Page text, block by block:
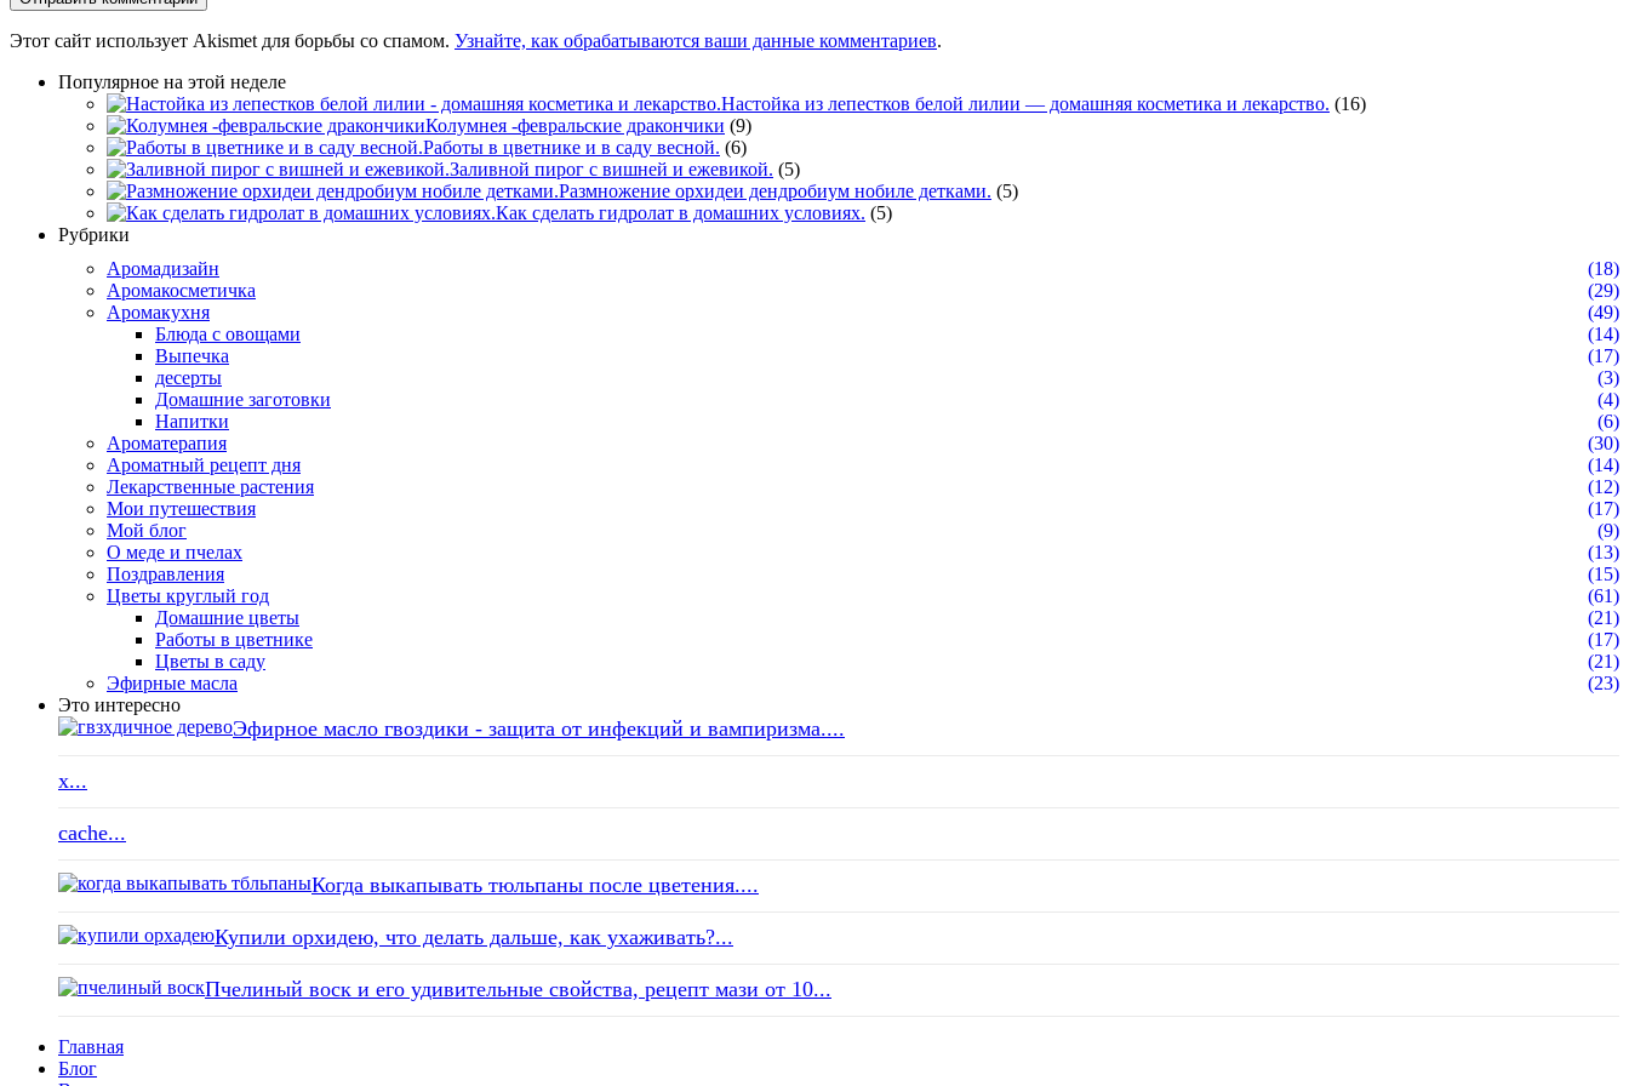
Этот сайт использует Akismet для борьбы со спамом. Узнайте, как обрабатываются ваши данные комментариев.
Популярное на этой неделе
Настойка из лепестков белой лилии — домашняя косметика и лекарство. (16)
Колумнея -февральские дракончики (9)
Работы в цветнике и в саду весной. (6)
Заливной пирог с вишней и ежевикой. (5)
Размножение орхидеи дендробиум нобиле детками. (5)
Как сделать гидролат в домашних условиях. (5)
Рубрики
Аромадизайн
(18)
Аромакосметичка
(29)
Аромакухня
(49)
Блюда с овощами
(14)
Выпечка
(17)
десерты
(3)
Домашние заготовки
(4)
Напитки
(6)
Ароматерапия
(30)
Ароматный рецепт дня
(14)
Лекарственные растения
(12)
Мои путешествия
(17)
Мой блог
(9)
О меде и пчелах
(13)
Поздравления
(15)
Цветы круглый год
(61)
Домашние цветы
(21)
Работы в цветнике
(17)
Цветы в саду
(21)
Эфирные масла
(23)
Это интересно
Эфирное масло гвоздики - защита от инфекций и вампиризма....
x...
cache...
Когда выкапывать тюльпаны после цветения....
Купили орхидею, что делать дальше, как ухаживать?...
Пчелиный воск и его удивительные свойства, рецепт мази от 10...
Главная
Блог